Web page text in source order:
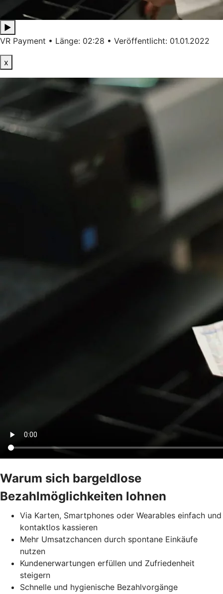
▶
VR Payment • Länge: 02:28 • Veröffentlicht: 01.01.2022
x
Warum sich bargeldlose
Bezahlmöglichkeiten lohnen
Via Karten, Smartphones oder Wearables einfach und
kontaktlos kassieren
Mehr Umsatzchancen durch spontane Einkäufe
nutzen
Kundenerwartungen erfüllen und Zufriedenheit
steigern
Schnelle und hygienische Bezahlvorgänge